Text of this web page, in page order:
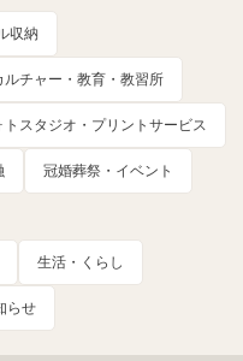
収納
ルチャー・教育・教習所
トスタジオ・プリントサービス
冠婚葬祭・イベント
生活・くらし
らせ